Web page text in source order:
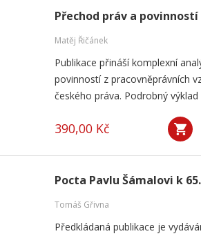
Přechod práv a
Matěj Řičánek
Publikace přináší komplexní
povinností z pracovněprávních
českého práva. Podrobný
390,00 Kč
Pocta Pavlu Šámalovi k
Tomáš Gřivna
Předkládaná publikace je